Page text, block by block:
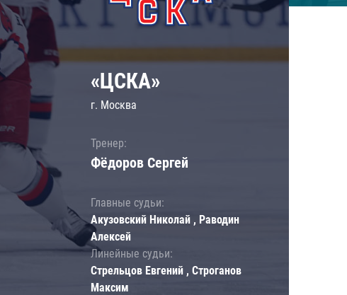
«ЦСКА»
г. Москва
Тренер:
Фёдоров Сергей
Главные судьи:
Акузовский Николай , Раводин
Алексей
Линейные судьи:
Стрельцов Евгений , Строганов
Максим